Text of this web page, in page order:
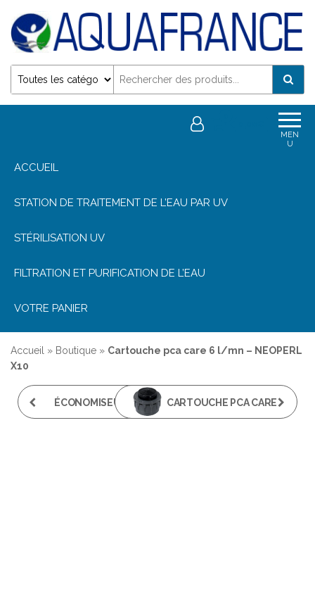
Désinfection Uv de l'eau | Filtration et Potabilisation
MEN
U
ACCUEIL
STATION DE TRAITEMENT DE L’EAU PAR UV
STÉRILISATION UV
FILTRATION ET PURIFICATION DE L’EAU
VOTRE PANIER
Accueil » Boutique » Cartouche pca care 6 l/mn – NEOPERL
X10
ÉCONOMISEUR PCA CARTOUCHE PCA CARE